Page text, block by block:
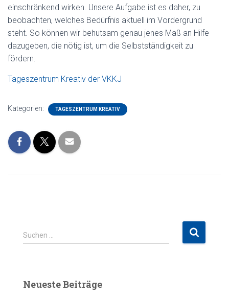
einschränkend wirken. Unsere Aufgabe ist es daher, zu
beobachten, welches Bedürfnis aktuell im Vordergrund
steht. So können wir behutsam genau jenes Maß an Hilfe
dazugeben, die nötig ist, um die Selbstständigkeit zu
fördern.
Tageszentrum Kreativ der VKKJ
Kategorien: TAGESZENTRUM KREATIV
S
u
n
Suchen …
Neueste Beiträge